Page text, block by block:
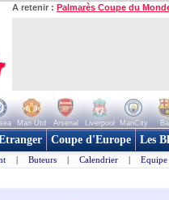
A retenir : Palmarès Coupe du
Man Utd Arsenal Liverpool ManCity
Coupe d'Europe Les
| Buteurs | Calendrier | Equipe